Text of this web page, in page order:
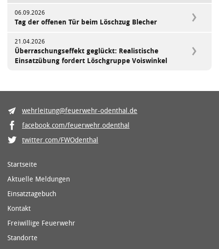
06.09.2026
Tag der offenen Tür beim Löschzug Blecher
21.04.2026
Überraschungseffekt geglückt: Realistische
Einsatzübung fordert Löschgruppe Voiswinkel
wehrleitung@feuerwehr-odenthal.de
facebook.com/feuerwehr.odenthal
twitter.com/FWOdenthal
Startseite
Aktuelle Meldungen
Einsatztagebuch
Kontakt
Freiwillige Feuerwehr
Standorte